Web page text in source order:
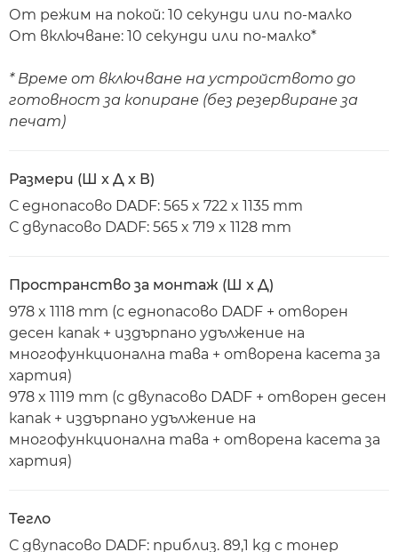
От режим на покой: 10 секунди или по-малко
От включване: 10 секунди или по-малко*
* Време от включване на устройството до
готовност за копиране (без резервиране за
печат)
Размери (Ш x Д x В)
С еднопасово DADF: 565 x 722 x 1135 mm
С двупасово DADF: 565 x 719 x 1128 mm
Пространство за монтаж (Ш x Д)
978 x 1118 mm (с еднопасово DADF + отворен
десен капак + издърпано удължение на
многофункционална тава + отворена касета за
хартия)
978 x 1119 mm (с двупасово DADF + отворен десен
капак + издърпано удължение на
многофункционална тава + отворена касета за
хартия)
Тегло
С двупасово DADF: приблиз. 89,1 kg с тонер